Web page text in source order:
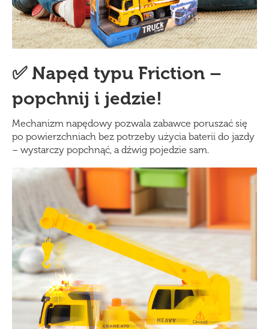
✅ Napęd typu Friction –
popchnij i jedzie!
Mechanizm napędowy pozwala zabawce poruszać się
po powierzchniach bez potrzeby użycia baterii do jazdy
– wystarczy popchnąć, a dźwig pojedzie sam.